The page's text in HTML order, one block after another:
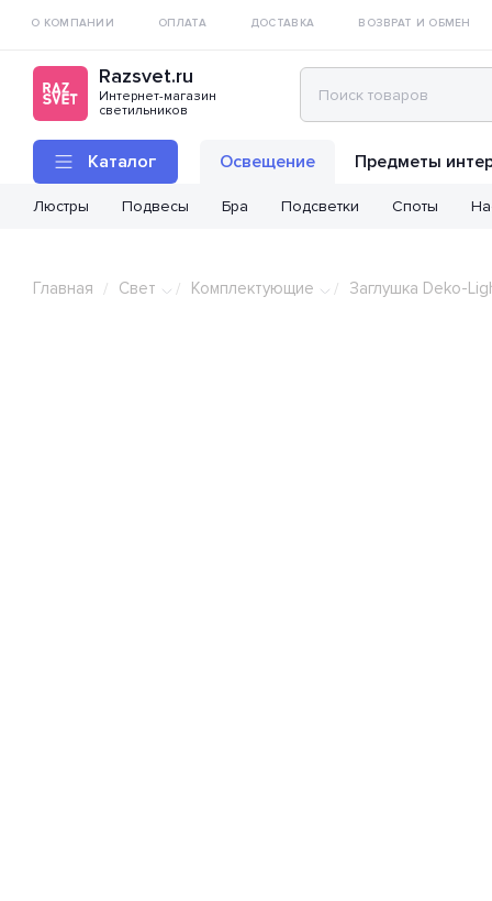
О КОМПАНИИ ОПЛАТА ДОСТАВКА ВОЗВРАТ И ОБМЕН
Razsvet.ru
Интернет-магазин
светильников
Каталог Освещение
Люстры Подвесы Бра Подсветки Споты
Предметы
Главная / Свет / Комплектующие / Заглушка Deko-